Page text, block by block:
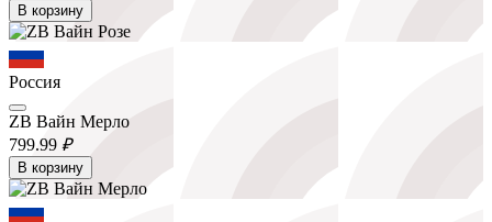
В корзину
Россия
ZB Вайн Мерло
799.99 ₽
В корзину